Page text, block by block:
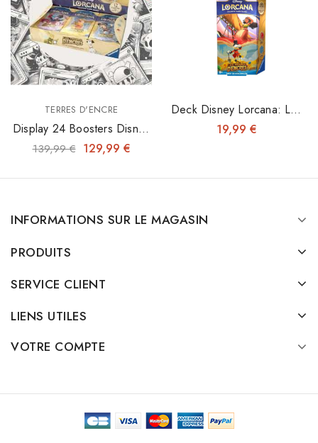
TERRES D'ENCRE
Display 24 Boosters Disney
Lorcana: Les Terres
139,99 € 129,99 €
Deck Disney Lorcana: Les
Terres D'Encre
19,99 €
INFORMATIONS SUR LE MAGASIN
PRODUITS
SERVICE CLIENT
LIENS UTILES
VOTRE COMPTE